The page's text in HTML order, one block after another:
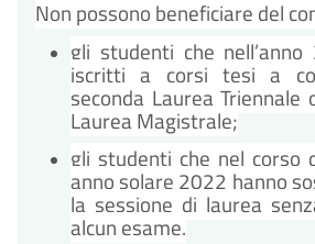
Non possono beneficiare del
gli studenti che
iscritti a corsi tesi a
seconda Laurea Triennale
Laurea Magistrale;
gli studenti che nel corso
anno solare 2022 hanno
la sessione di laurea
alcun esame.